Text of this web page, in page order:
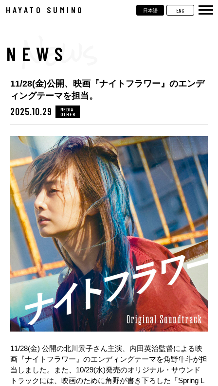
HAYATO SUMINO 日本語 ENG
VIDEOS
CONTACT
NEWS
11/28(金)公開、映画『ナイトフラワー』のエンデ
ィングテーマを担当。
2025.10.29
MEDIA
OTHER
11/28(金) 公開の北川景子さん主演、内田英治監督による映
画『ナイトフラワー』のエンディングテーマを角野隼斗が担
当しました。また、10/29(水)発売のオリジナル・サウンド
トラックには、映画のために角野が書き下ろした「Spring L